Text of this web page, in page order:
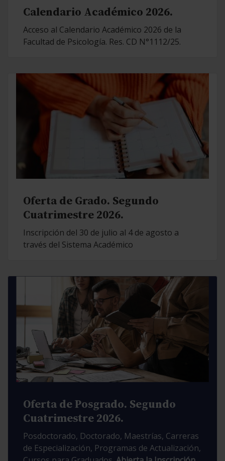
Calendario Académico 2026.
Acceso al Calendario Académico 2026 de la
Facultad de Psicología. Res. CD N°1112/25.
Oferta de Grado. Segundo
Cuatrimestre 2026.
Inscripción del 30 de julio al 4 de agosto a
través del Sistema Académico
Oferta de Posgrado. Segundo
Cuatrimestre 2026.
Posdoctorado, Doctorado, Maestrías, Carreras
de Especialización, Programas de Actualización,